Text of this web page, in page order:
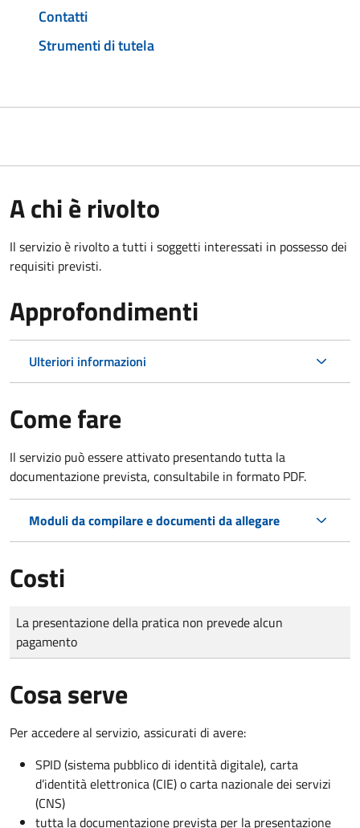
Contatti
Strumenti di tutela
A chi è rivolto
Il servizio è rivolto a tutti i soggetti interessati in possesso dei
requisiti previsti.
Approfondimenti
Ulteriori informazioni
Come fare
Il servizio può essere attivato presentando tutta la
documentazione prevista, consultabile in formato PDF.
Moduli da compilare e documenti da allegare
Costi
Tipo di pagamento
Importo
La presentazione della pratica non prevede alcun
pagamento
Cosa serve
Per accedere al servizio, assicurati di avere:
SPID (sistema pubblico di identità digitale), carta
d’identità elettronica (CIE) o carta nazionale dei servizi
(CNS)
tutta la documentazione prevista per la presentazione